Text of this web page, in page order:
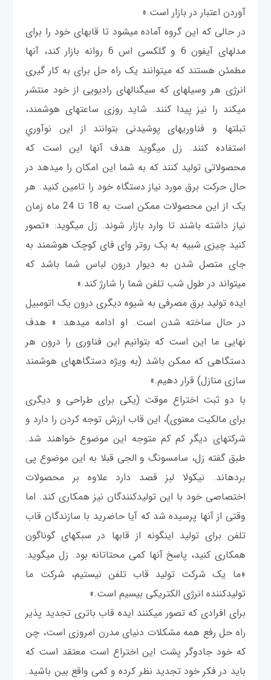
آوردن اعتبار در بازار است.»
در حالی که این گروه آماده می‎شود تا قاب‎های خود را برای
مدل‎های آی‎فون 6 و گلکسی اس 6 روانه بازار کند، آنها
مطمئن هستند که می‎توانند یک راه حل برای به کار گیری
انرژی هر وسیله‎ای که سیگنال‎های رادیویی از خود منتشر
می‎کند را نیز پیدا کنند. شاید روزی ساعت‎های هوشمند،
تبلت‎ها و فناوری‎های پوشیدنی بتوانند از این نوآوري
استفاده کنند. زل می‎گوید هدف آنها این است که
محصولاتی تولید کنند که به شما اين امکان را می‎دهد در
حال حرکت برق مورد نیاز دستگاه خود را تامین کنید. هر
یک از این محصولات ممکن است به 18 تا 24 ماه زمان
نیاز داشته باشند تا وارد بازار شوند. زل می‎گوید: «تصور
کنید چیزی شبیه به یک روتر وای فای کوچک هوشمند به
جای متصل شدن به دیوار درون لباس شما باشد که
می‎تواند در طول شب تلفن شما را شارژ کند.»
ایده تولید برق مصرفی به شیوه دیگری درون یک اتومبیل
در حال ساخته شدن است. او ادامه می‎دهد: « هدف
نهایی ما این است که بتوانيم این فناوری را درون هر
دستگاهی که ممکن باشد (به ویژه دستگاه‎های هوشمند
سازی منازل) قرار دهیم.»
با دو ثبت اختراع موقت (یکی برای طراحی و دیگری
برای مالکیت معنوی)، این قاب ارزش توجه کردن را دارد و
شرکت‎های دیگر کم کم متوجه این موضوع خواهند شد.
طبق گفته زل، سامسونگ و ال‎جی قبلا به این موضوع پی
برده‎اند. نیکولا لبز قصد دارد علاوه بر محصولات
اختصاصی خود با این تولیدکنندگان نیز همکاری کند. اما
وقتی از آنها پرسیده شد که آیا حاضرید با سازندگان قاب
تلفن برای تولید اینگونه از قاب‎ها در سبک‎های گوناگون
همکاری کنید، پاسخ آنها کمی‎ محتاتانه بود. زل می‎گوید:
«ما یک شرکت تولید قاب تلفن نیستیم، شرکت ما
تولیدکننده انرژی الکتریکی بی‎سیم است.»
برای افرادی که تصور می‎کنند ایده قاب باتری تجدید پذیر
راه حل رفع همه مشکلات دنیای مدرن امروزی است، چن
که خود جادوگر پشت این اختراع است معتقد است که
باید در فکر خود تجدید نظر کرده و کمی‎ واقع بین باشید.